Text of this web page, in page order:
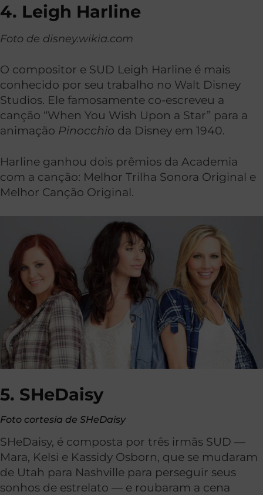
4. Leigh Harline
Foto de disney.wikia.com
O compositor e SUD Leigh Harline é mais
conhecido por seu trabalho no Walt Disney
Studios. Ele famosamente co-escreveu a
canção “When You Wish Upon a Star” para a
animação Pinocchio da Disney em 1940.
Harline ganhou dois prêmios da Academia
com a canção: Melhor Trilha Sonora Original e
Melhor Canção Original.
5. SHeDaisy
Foto cortesia de SHeDaisy
SHeDaisy, é composta por três irmãs SUD —
Mara, Kelsi e Kassidy Osborn, que se mudaram
de Utah para Nashville para perseguir seus
sonhos de estrelato — e roubaram a cena